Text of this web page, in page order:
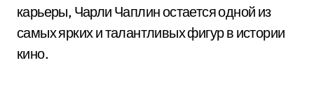
карьеры, Чарли Чаплин остается одной из
самых ярких и талантливых фигур в истории
кино.